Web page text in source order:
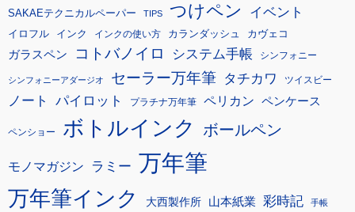
SAKAEテクニカルペーパー TIPS つけペン イベント
イロフル インク インクの使い方 カランダッシュ カヴェコ
ガラスペン コトバノイロ システム手帳 シンフォニー
シンフォニーアダージオ セーラー万年筆 タチカワ ツイスビー
ノート パイロット プラチナ万年筆 ペリカン ペンケース
ペンショー ボトルインク ボールペン
モノマガジン ラミー 万年筆
万年筆インク 大西製作所 山本紙業 彩時記 手帳